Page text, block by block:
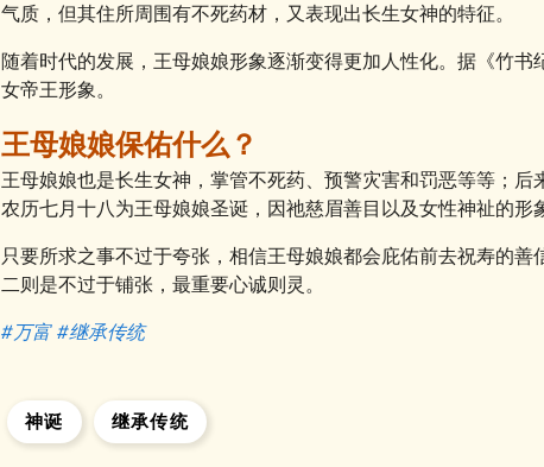
气质，但其住所周围有不死药材，又表现出长生女神的特征。
随着时代的发展，王母娘娘形象逐渐变得更加人性化。据《竹
女帝王形象。
王母娘娘保佑什么？
王母娘娘也是长生女神，掌管不死药、预警灾害和罚恶等等；后
农历七月十八为王母娘娘圣诞，因祂慈眉善目以及女性神祉的形
只要所求之事不过于夸张，相信王母娘娘都会庇佑前去祝寿的
二则是不过于铺张，最重要心诚则灵。
#万富 #继承传统
神诞 继承传统